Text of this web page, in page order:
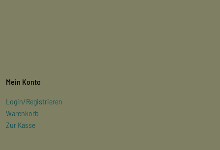
Mein Konto
Login/Registrieren
Warenkorb
Zur Kasse